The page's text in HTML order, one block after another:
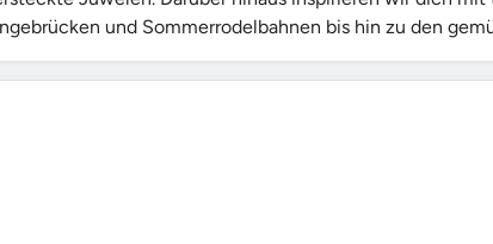
und Sommerrodelbahnen bis hin zu den